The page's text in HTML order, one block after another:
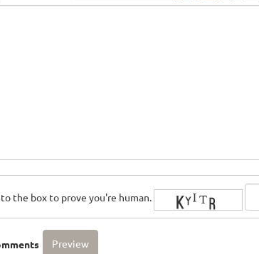
the box to prove you're human.